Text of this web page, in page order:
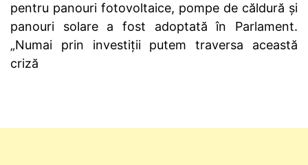
pentru panouri fotovoltaice, pompe de căldură şi
panouri solare a fost adoptată în Parlament.
„Numai prin investiţii putem traversa această
criză